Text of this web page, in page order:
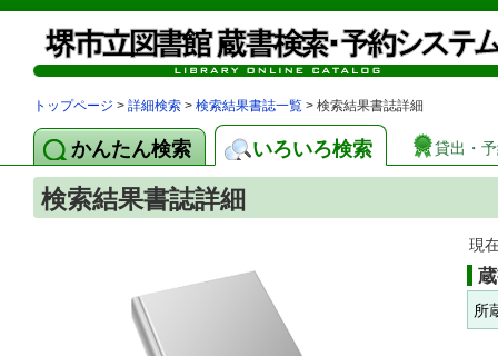
トップページ > 詳細検索 > 検索結果書誌一覧 > 検索結果書誌詳細
かんたん検索 いろいろ検索 貸出・
検索結果書誌詳細
現
所